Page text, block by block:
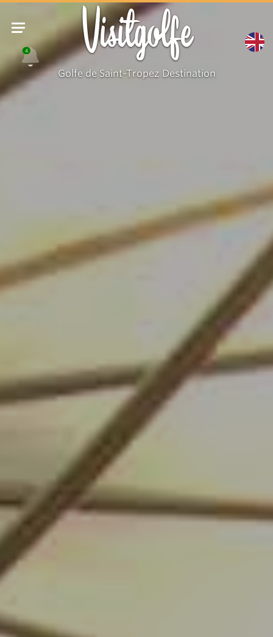
4 Visitgolfe
Golfe de Saint-Tropez Destination